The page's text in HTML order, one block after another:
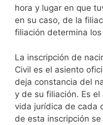
hora y lugar en que
en su caso, de la
filiación determina
La inscripción de
Civil es el asiento
deja constancia del
y de su filiación. Es
vida jurídica de cada
de esta inscripción